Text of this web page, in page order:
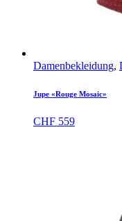
Damenbekleidung,
Jupe «Rouge Mosaic»
CHF 559